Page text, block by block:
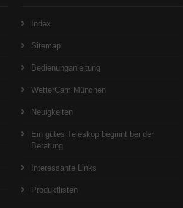
Index
Sitemap
Bedienunganleitung
WetterCam München
Neuigkeiten
Ein gutes Teleskop beginnt bei der
Beratung
Interessante Links
Produktlisten